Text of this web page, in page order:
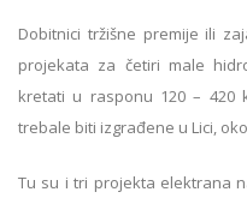
Dobitnici tržišne premije ili
projekata za četiri male
kretati u rasponu 120 – 420
trebale biti izgrađene u Lici,
Tu su i tri projekta elektrana